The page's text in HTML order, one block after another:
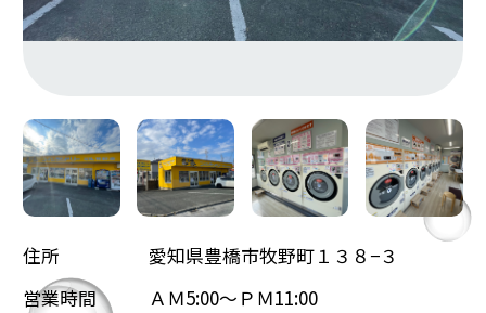
住所
愛知県豊橋市牧野町１３８−３
営業時間
ＡＭ5:00～ＰＭ11:00